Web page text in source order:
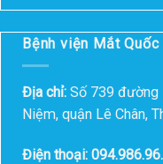
Bệnh viện Mắt
Địa chỉ: Số 739 đường
Niệm, quận Lê Chân,
Điện thoại: